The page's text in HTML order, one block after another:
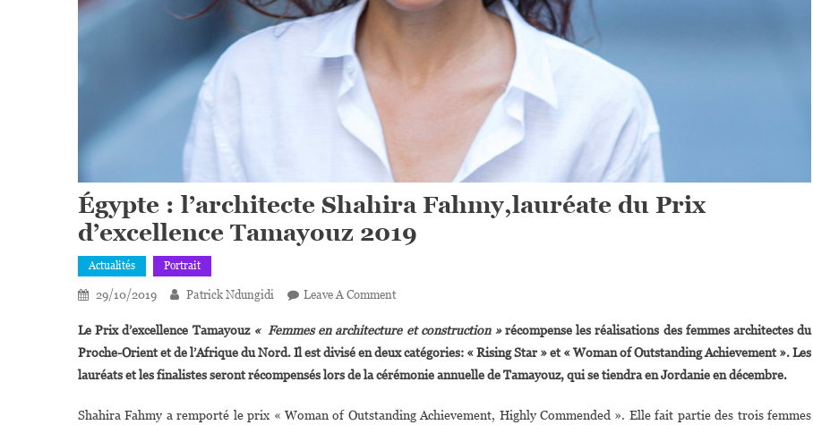
Égypte : l’architecte Shahira Fahmy,lauréate du Prix
d’excellence Tamayouz 2019
Actualités Portrait
29/10/2019 Patrick Ndungidi Leave A CommentOn
L’architecte
Shahira
Fahmy,lauréate
Prix
Le Prix d’excellence Tamayouz « Femmes en architecture et construction »récompense les réalisations des femmes architectes du
Proche-Orient et de l’Afrique du Nord. Il est divisé en deux catégories: « Rising Star » et « Woman of Outstanding Achievement ». Les
lauréats et les finalistes seront récompensés lors de la cérémonie annuelle de Tamayouz, qui se tiendra en Jordanie en décembre.
Shahira Fahmy a remporté le prix « Woman of Outstanding Achievement, Highly Commended ». Elle fait partie des trois femmes